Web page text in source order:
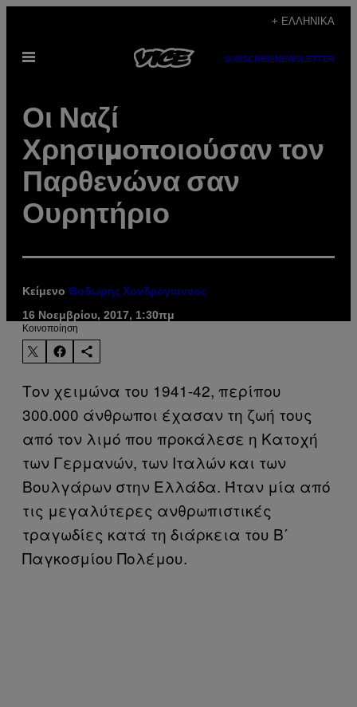
περιεχόμενο
+ ΕΛΛΗΝΙΚΆ
Ανοίξτε
SUBSCRIBENEWSLETTER
Οι Ναζί
Χρησιμοποιούσαν τον
Παρθενώνα σαν
Ουρητήριο
Κείμενο Θοδωρής Χονδρόγιαννος
16 Νοεμβρίου, 2017, 1:30πμ
Kοινοποίηση
Τον χειμώνα του 1941-42, περίπου
300.000 άνθρωποι έχασαν τη ζωή τους
από τον λιμό που προκάλεσε η Κατοχή
των Γερμανών, των Ιταλών και των
Βουλγάρων στην Ελλάδα. Ήταν μία από
τις μεγαλύτερες ανθρωπιστικές
τραγωδίες κατά τη διάρκεια του Β΄
Παγκοσμίου Πολέμου.